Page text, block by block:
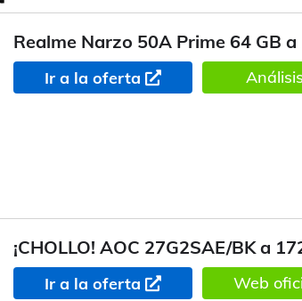
Realme Narzo 50A Prime 64 GB a
Ir a la oferta Análisis
¡CHOLLO! AOC 27G2SAE/BK a
Ir a la oferta Web